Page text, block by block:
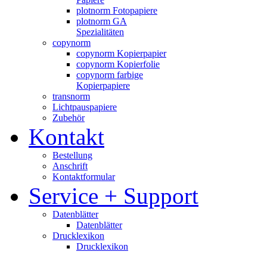
plotnorm Fotopapiere
plotnorm GA
Spezialitäten
copynorm
copynorm Kopierpapier
copynorm Kopierfolie
copynorm farbige
Kopierpapiere
transnorm
Lichtpauspapiere
Zubehör
Kontakt
Bestellung
Anschrift
Kontaktformular
Service + Support
Datenblätter
Datenblätter
Drucklexikon
Drucklexikon